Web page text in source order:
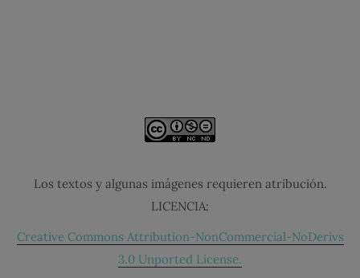
Los textos y algunas imágenes requieren atribución.
LICENCIA:
Creative Commons Attribution-NonCommercial-NoDerivs
3.0 Unported License.